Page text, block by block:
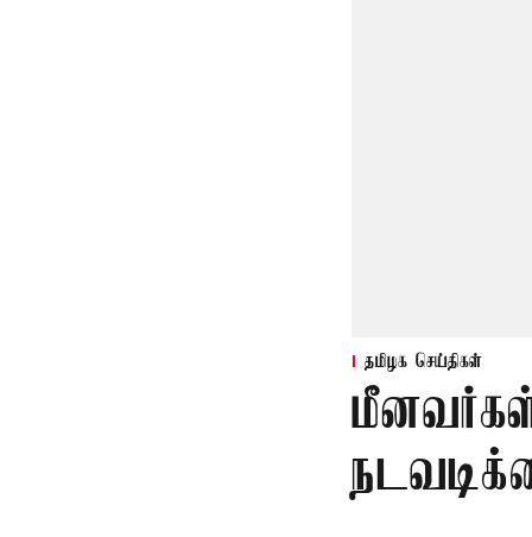
தமிழக செய்திகள்
மீனவர்கள்